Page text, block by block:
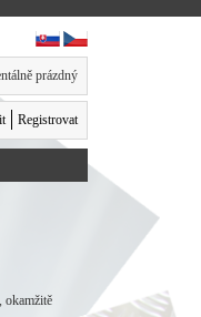
prázdný
Registrovat
okamžitě